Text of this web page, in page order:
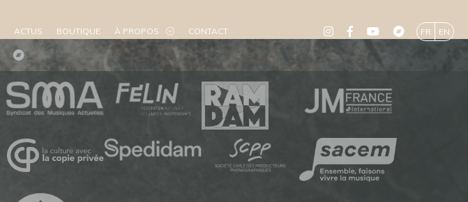
ACTUS BOUTIQUE À PROPOS CONTACT FR EN